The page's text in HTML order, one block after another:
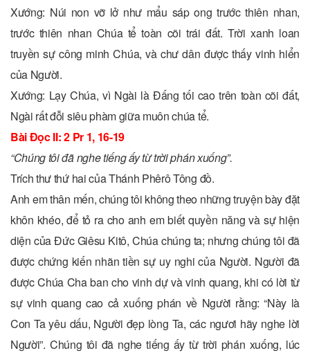
Xướng: Núi non vỡ lở như mẩu sáp ong trước thiên nhan,
trước thiên nhan Chúa tể toàn cõi trái đất. Trời xanh loan
truyền sự công minh Chúa, và chư dân được thấy vinh hiển
của Người.
Xướng: Lạy Chúa, vì Ngài là Ðấng tối cao trên toàn cõi đất,
Ngài rất đỗi siêu phàm giữa muôn chúa tể.
Bài Ðọc II: 2 Pr 1, 16-19
“Chúng tôi đã nghe tiếng ấy từ trời phán xuống”.
Trích thư thứ hai của Thánh Phêrô Tông đồ.
Anh em thân mến, chúng tôi không theo những truyện bày đặt
khôn khéo, để tỏ ra cho anh em biết quyền năng và sự hiện
diện của Ðức Giêsu Kitô, Chúa chúng ta; nhưng chúng tôi đã
được chứng kiến nhãn tiền sự uy nghi của Người. Người đã
được Chúa Cha ban cho vinh dự và vinh quang, khi có lời từ
sự vinh quang cao cả xuống phán về Người rằng: “Này là
Con Ta yêu dấu, Người đẹp lòng Ta, các ngươi hãy nghe lời
Người”. Chúng tôi đã nghe tiếng ấy từ trời phán xuống, lúc